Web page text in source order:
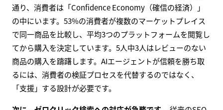
通り、消費者は「Confidence Economy（確信の経済）」
の中にいます。53%の消費者が複数のマーケットプレイス
で同一商品を比較し、平均3つのプラットフォームを閲覧し
てから購入を決定しています。5人中3人はレビューのない
商品の購入を躊躇します。AIエージェントが信頼を勝ち取
るには、消費者の検証プロセスを代替するのではなく、
「支援」する設計が必要です。